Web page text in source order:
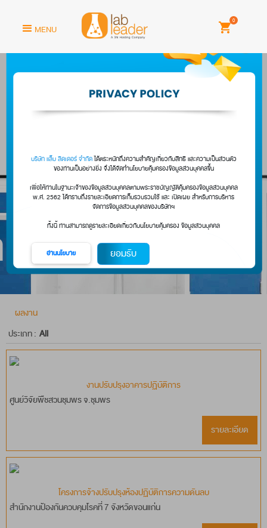
MENU
0
ผลงาน
ประเภท : All
งานปรับปรุงอาคารปฏิบัติการ
ศูนย์วิจัยพืชสวนชุมพร จ.ชุมพร
รายละเอียด
โครงการจ้างปรับปรุงห้องปฏิบัติการความดันลบ
สำนักงานป้องกันควบคุมโรคที่ 7 จังหวัดขอนแก่น
บริษัท แล็บ ลีดเดอร์ จำกัดได้ตระหนักถึงความสำคัญเกี่ยวกับสิทธิ และความ
ของท่านเป็นอย่างยิ่ง จึงได้จัดทำนโยบายคุ้มครองข้อมูลส่วนบุคคลขึ้น
พ.ศ. 2562 ได้ทราบถึงรายละเอียดการเก็บรวบรวมใช้ และ เปิดเผย สำหรับ
จัดการข้อมูลส่วนบุคคลของบริษัทฯ
ทั้งนี้ ท่านสามารถดูรายละเอียดเกี่ยวกับนโยบายคุ้มครอง ข้อมูลส่วนบุ